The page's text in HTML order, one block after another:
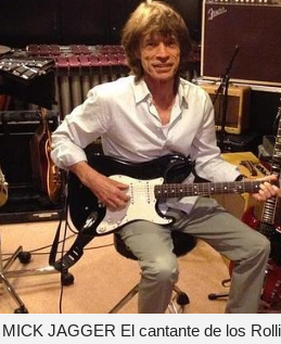
MICK JAGGER El cantante de los